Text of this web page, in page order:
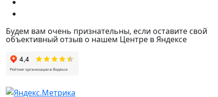
Будем вам очень признательны, если оставите свой
объективный отзыв о нашем Центре в Яндексе